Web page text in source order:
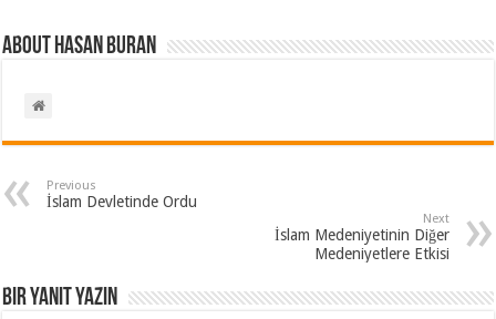
About Hasan BURAN
Previous
İslam Devletinde Ordu
Next
İslam Medeniyetinin Diğer
Medeniyetlere Etkisi
Bir yanıt yazın